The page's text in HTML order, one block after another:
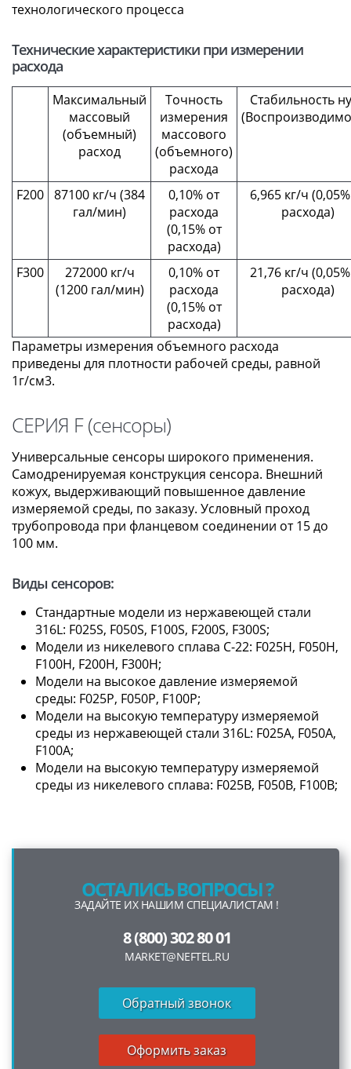
технологического процесса
Технические характеристики при измерении
расхода
Максимальный
массовый
(объемный)
расход
Точность
измерения
массового
(объемного)
расхода
Стабильность
F200 87100 кг/ч (384
гал/мин)
0,10% от
расхода
(0,15% от
расхода)
6,965 кг/ч
расхода)
F300
272000 кг/ч
(1200 гал/мин)
0,10% от
расхода
(0,15% от
расхода)
21,76 кг/ч
расхода)
Параметры измерения объемного расхода
приведены для плотности рабочей среды, равной
1г/см3.
СЕРИЯ F (сенсоры)
Универсальные сенсоры широкого применения.
Самодренируемая конструкция сенсора. Внешний
кожух, выдерживающий повышенное давление
измеряемой среды, по заказу. Условный проход
трубопровода при фланцевом соединении от 15 до
100 мм.
Виды сенсоров:
Стандартные модели из нержавеющей стали
316L: F025S, F050S, F100S, F200S, F300S;
Модели из никелевого сплава C-22: F025H, F050H,
F100H, F200H, F300H;
Модели на высокое давление измеряемой
среды: F025Р, F050Р, F100Р;
Модели на высокую температуру измеряемой
среды из нержавеющей стали 316L: F025А, F050А,
F100А;
Модели на высокую температуру измеряемой
среды из никелевого сплава: F025В, F050В, F100В;
ОСТАЛИСЬ ВОПРОСЫ ?
ЗАДАЙТЕ ИХ НАШИМ СПЕЦИАЛИСТАМ !
8 (800) 302 80 01
MARKET@NEFTEL.RU
Обратный звонок
Оформить заказ